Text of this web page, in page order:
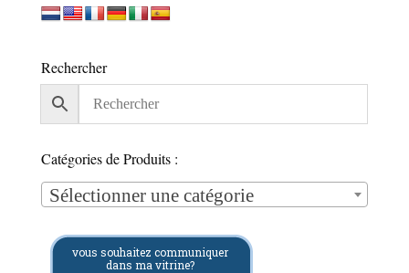
Rechercher
Catégories de Produits :
Sélectionner une catégorie
vous souhaitez communiquer
dans ma vitrine?